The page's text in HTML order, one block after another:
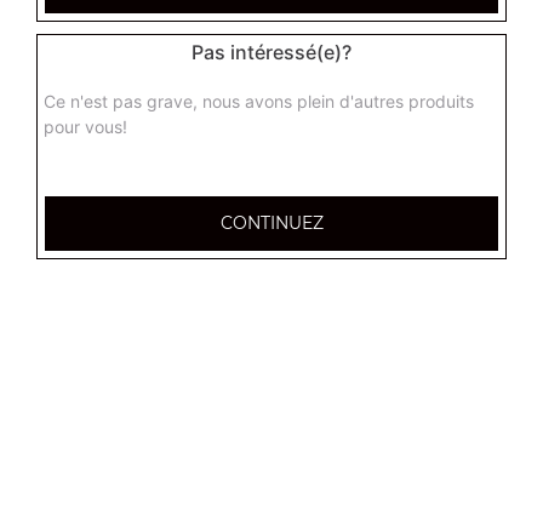
Base sauce tomate, fromage, thon, saumon
8.00€
Pas intéressé(e)?
Ce n'est pas grave, nous avons plein d'autres produits
pour vous!
CONTINUEZ